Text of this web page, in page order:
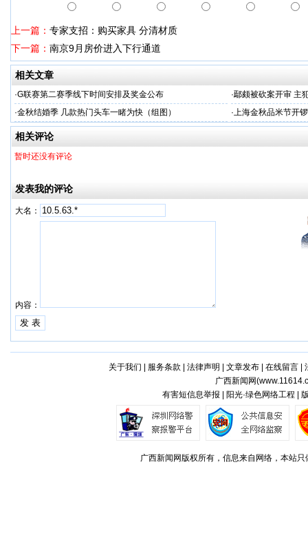
上一篇： 专家支招：购买家具 分清材质
下一篇： 南京9月房价进入下行通道
相关文章
·G联赛第二赛季线下时间安排及奖金公布 ·鄢颇被砍案开审 主
·金秋结婚季 几款热门头车一睹为快（组图） ·上海金秋品米节开
相关评论
暂时还没有评论
发表我的评论
大名：
内容：
关于我们 服务条款 法律声明 文章发布| 在线留言|
广西新闻网(
有害短信息举报 | 阳光·绿色网络工程 |
广西新闻网版权所有，信息来自网络，本站